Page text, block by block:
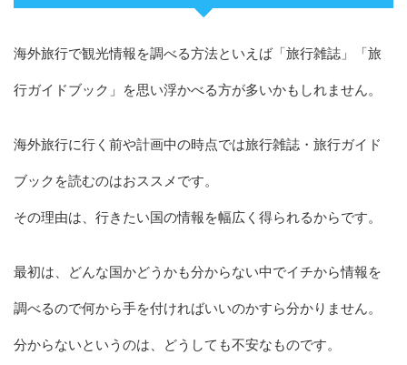
海外旅行で観光情報を調べる方法といえば「旅行雑誌」「旅
行ガイドブック」を思い浮かべる方が多いかもしれません。
海外旅行に行く前や計画中の時点では旅行雑誌・旅行ガイド
ブックを読むのはおススメです。
その理由は、行きたい国の情報を幅広く得られるからです。
最初は、どんな国かどうかも分からない中でイチから情報を
調べるので何から手を付ければいいのかすら分かりません。
分からないというのは、どうしても不安なものです。